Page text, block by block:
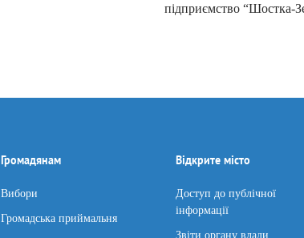
підприємство “Шостка-
Громадянам
Вибори
Громадська приймальня
Відкрите місто
Доступ до публічної
інформації
Звіти органу влади